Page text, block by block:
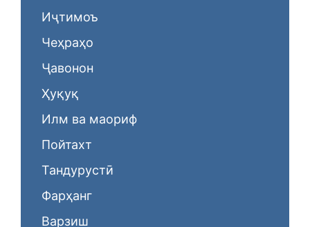
Иҷтимоъ
Чеҳраҳо
Ҷавонон
Ҳуқуқ
Илм ва маориф
Пойтахт
Тандурустӣ
Фарҳанг
Варзиш